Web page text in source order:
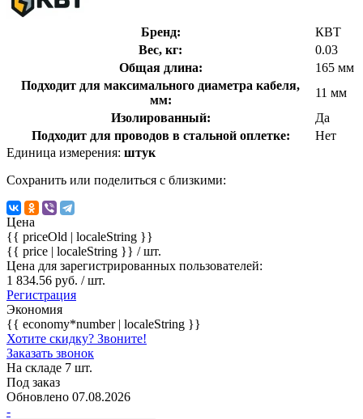
Бренд:
КВТ
Вес, кг:
0.03
Общая длина:
165 мм
Подходит для максимального диаметра кабеля,
мм:
11 мм
Изолированный:
Да
Подходит для проводов в стальной оплетке:
Нет
Единица измерения: штук
Сохранить или поделиться с близкими:
Цена
{{ priceOld | localeString }}
{{ price | localeString }} / шт.
Цена для зарегистрированных пользователей:
1 834.56 руб. / шт.
Регистрация
Экономия
{{ economy*number | localeString }}
Хотите скидку? Звоните!
Заказать звонок
На складе 7 шт.
Под заказ
Обновлено 07.08.2026
-